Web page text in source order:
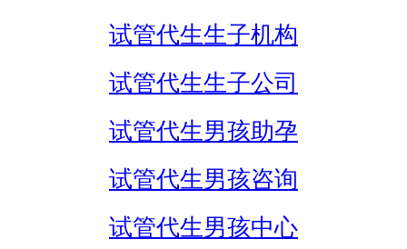
试管代生生子机构
试管代生生子公司
试管代生男孩助孕
试管代生男孩咨询
试管代生男孩中心